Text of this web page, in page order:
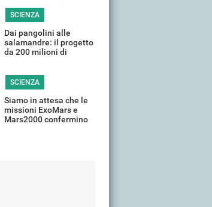
SCIENZA
Dai pangolini alle
salamandre: il progetto
da 200 milioni di
SCIENZA
Siamo in attesa che le
missioni ExoMars e
Mars2000 confermino